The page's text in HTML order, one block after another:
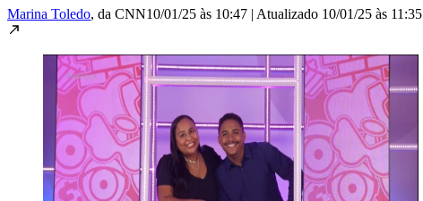
Marina Toledo, da CNN10/01/25 às 10:47 | Atualizado 10/01/25 às 11:35